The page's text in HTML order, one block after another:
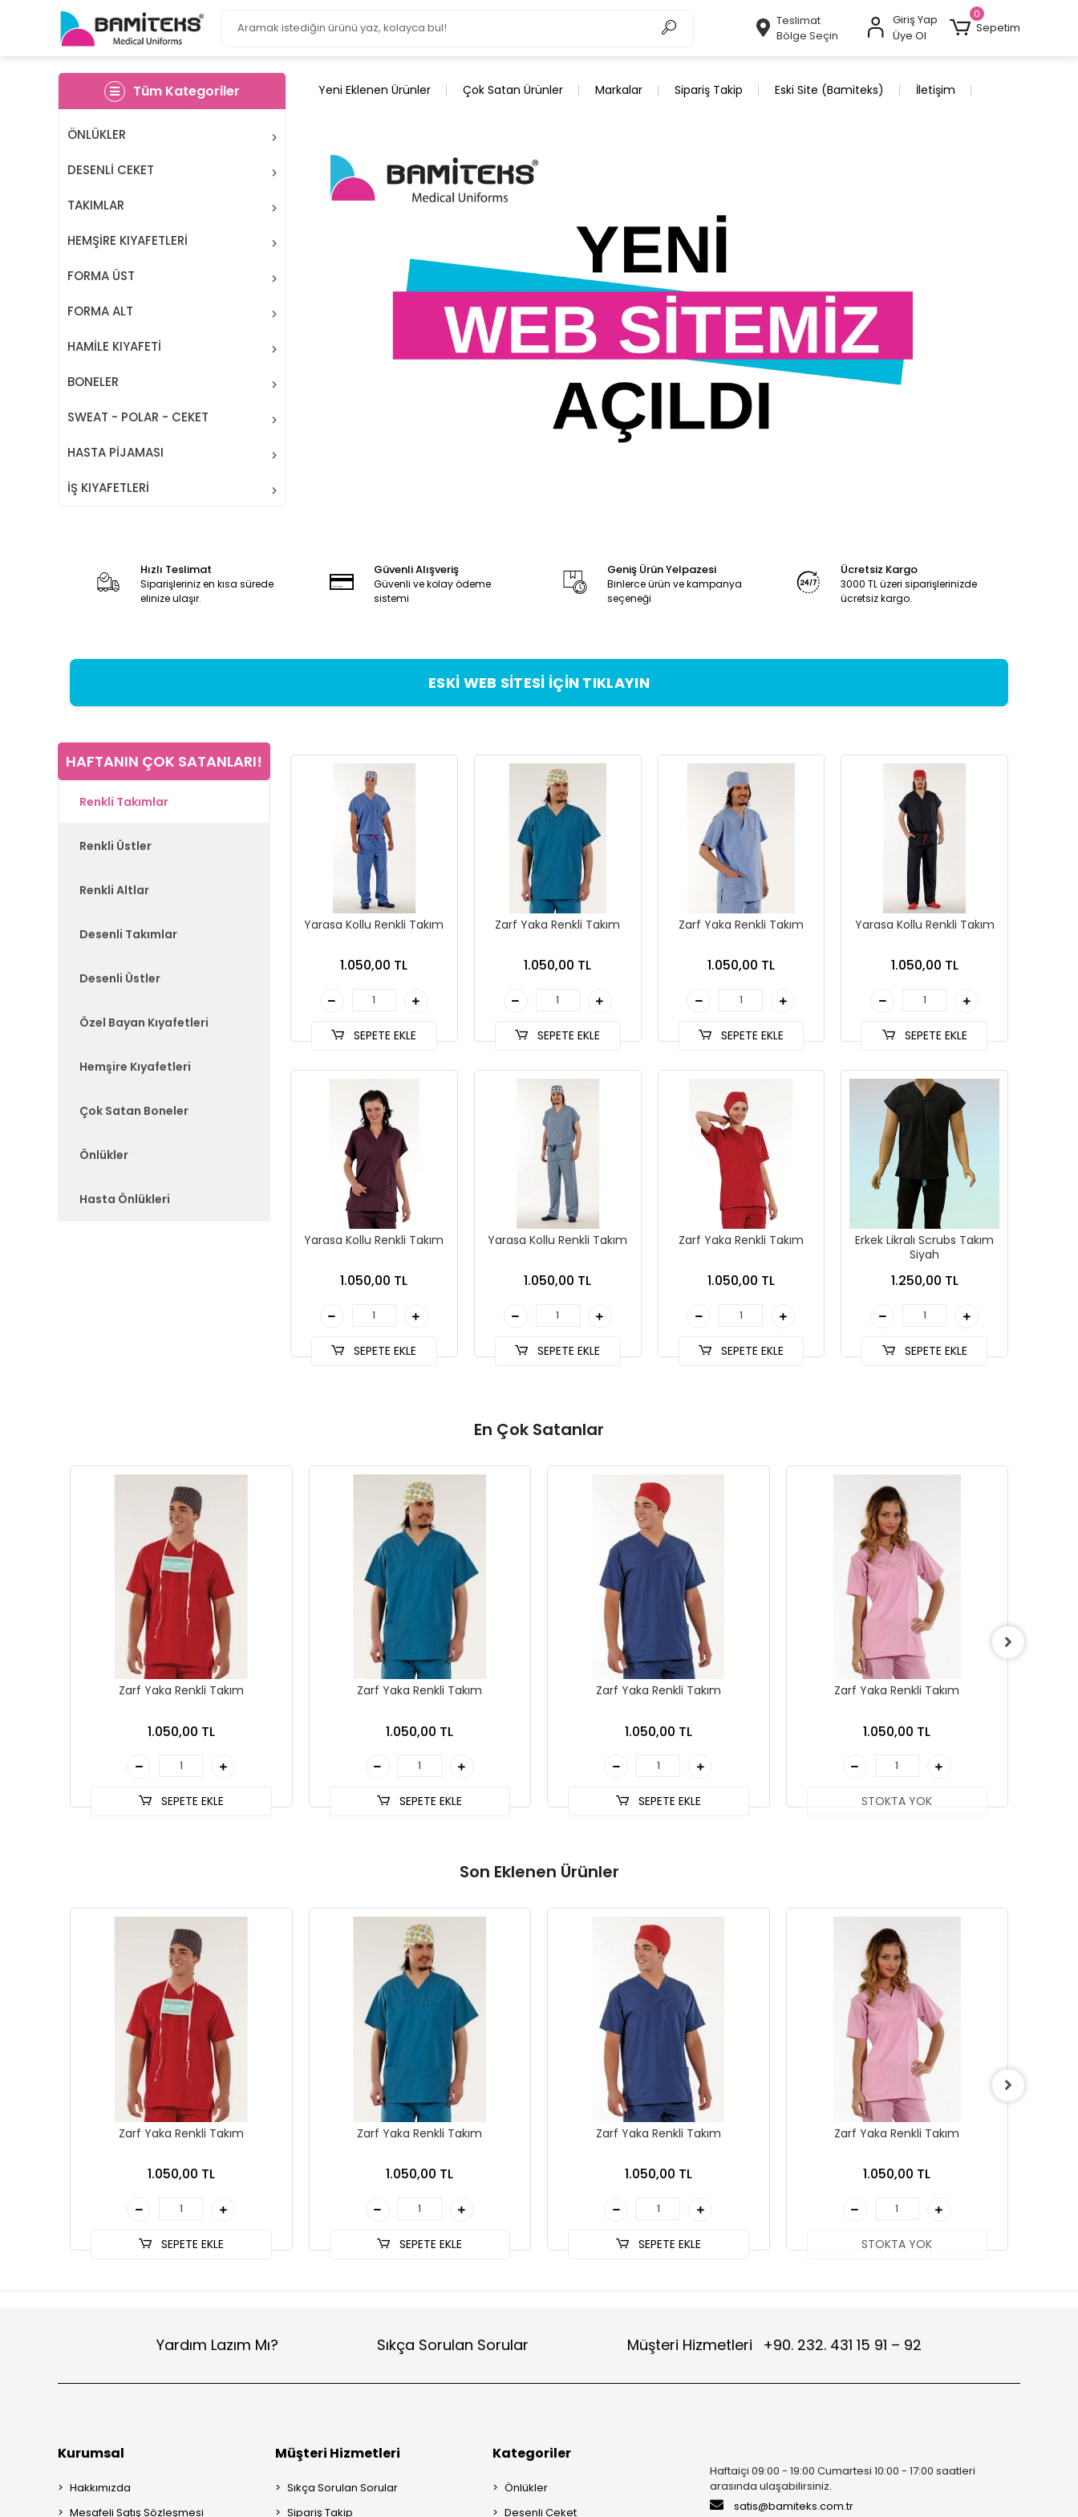
Teslimat
Bölge Seçin
Giriş Yap
Üye Ol
0
Sepetim
Tüm Kategoriler
ÖNLÜKLER
DESENLİ CEKET
TAKIMLAR
HEMŞİRE KIYAFETLERİ
FORMA ÜST
FORMA ALT
HAMİLE KIYAFETİ
BONELER
SWEAT - POLAR - CEKET
HASTA PİJAMASI
İŞ KIYAFETLERİ
Yeni Eklenen Ürünler Çok Satan Ürünler Markalar Sipariş Takip Eski Site (Bamiteks) İletişim
Hızlı Teslimat
Siparişleriniz en kısa sürede
elinize ulaşır.
Güvenli Alışveriş
Güvenli ve kolay ödeme
sistemi
Geniş Ürün Yelpazesi
Binlerce ürün ve kampanya
seçeneği
Ücretsiz Kargo
3000 TL üzeri siparişlerinizde
ücretsiz kargo.
ESKİ WEB SİTESİ İÇİN TIKLAYIN
HAFTANIN ÇOK SATANLARI!
Renkli Takımlar
Renkli Üstler
Renkli Altlar
Desenli Takımlar
Desenli Üstler
Özel Bayan Kıyafetleri
Hemşire Kıyafetleri
Çok Satan Boneler
Önlükler
Hasta Önlükleri
Yarasa Kollu Renkli Takım
1.050,00 TL
SEPETE EKLE
Zarf Yaka Renkli Takım
1.050,00 TL
SEPETE EKLE
Zarf Yaka Renkli Takım
1.050,00 TL
SEPETE EKLE
Yarasa Kollu Renkli Takım
1.050,00 TL
SEPETE EKLE
Yarasa Kollu Renkli Takım
1.050,00 TL
SEPETE EKLE
Yarasa Kollu Renkli Takım
1.050,00 TL
SEPETE EKLE
Zarf Yaka Renkli Takım
1.050,00 TL
SEPETE EKLE
Erkek Likralı Scrubs Takım
Siyah
1.250,00 TL
SEPETE EKLE
En Çok Satanlar
Zarf Yaka Renkli Takım
1.050,00 TL
SEPETE EKLE
Zarf Yaka Renkli Takım
1.050,00 TL
SEPETE EKLE
Zarf Yaka Renkli Takım
1.050,00 TL
SEPETE EKLE
Zarf Yaka Renkli Takım
1.050,00 TL
STOKTA YOK
Son Eklenen Ürünler
Zarf Yaka Renkli Takım
1.050,00 TL
SEPETE EKLE
Zarf Yaka Renkli Takım
1.050,00 TL
SEPETE EKLE
Zarf Yaka Renkli Takım
1.050,00 TL
SEPETE EKLE
Zarf Yaka Renkli Takım
1.050,00 TL
STOKTA YOK
Yardım Lazım Mı? Sıkça Sorulan Sorular Müşteri Hizmetleri +90. 232. 431 15 91 – 92
Kurumsal
Hakkımızda
Mesafeli Satış Sözleşmesi
Müşteri Hizmetleri
Sıkça Sorulan Sorular
Sipariş Takip
Kategoriler
Önlükler
Desenli Ceket
Haftaiçi 09:00 - 19:00 Cumartesi 10:00 - 17:00 saatleri
arasında ulaşabilirsiniz.
satis@bamiteks.com.tr